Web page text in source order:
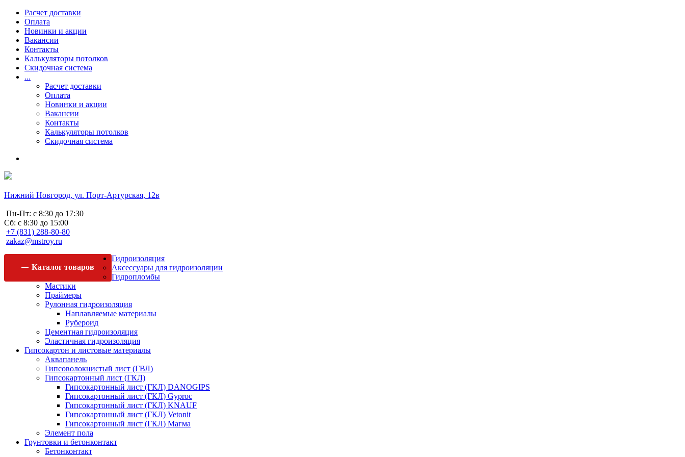
Расчет доставки
Оплата
Новинки и акции
Вакансии
Контакты
Калькуляторы потолков
Скидочная система
...
Расчет доставки
Оплата
Новинки и акции
Вакансии
Контакты
Калькуляторы потолков
Скидочная система
Нижний Новгород, ул. Порт-Артурская, 12в
Пн-Пт: с 8:30 до 17:30
Сб: с 8:30 до 15:00
+7 (831) 288-80-80
zakaz@mstroy.ru
Каталог товаров
Гидроизоляция
Аксессуары для гидроизоляции
Гидропломбы
Мастики
Праймеры
Рулонная гидроизоляция
Наплавляемые материалы
Рубероид
Цементная гидроизоляция
Эластичная гидроизоляция
Гипсокартон и листовые материалы
Аквапанель
Гипсоволокнистый лист (ГВЛ)
Гипсокартонный лист (ГКЛ)
Гипсокартонный лист (ГКЛ) DANOGIPS
Гипсокартонный лист (ГКЛ) Gyproc
Гипсокартонный лист (ГКЛ) KNAUF
Гипсокартонный лист (ГКЛ) Vetonit
Гипсокартонный лист (ГКЛ) Магма
Элемент пола
Грунтовки и бетонконтакт
Бетонконтакт